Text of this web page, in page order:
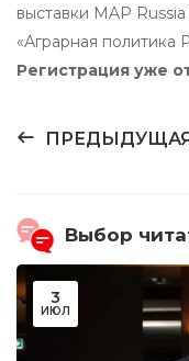
выставки MAP
«Аграрная политика
Регистрация уже
Выбор
3
ИЮЛ